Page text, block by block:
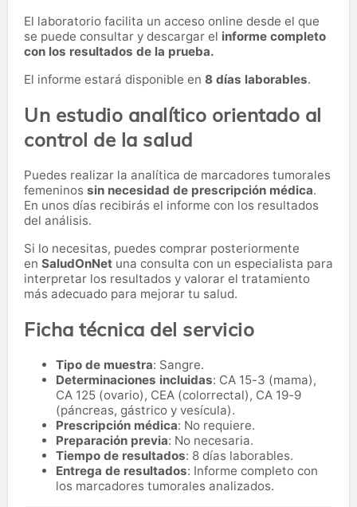
El laboratorio facilita un acceso online desde el que
se puede consultar y descargar el informe completo
con los resultados de la prueba.
El informe estará disponible en 8 días laborables.
Un estudio analítico orientado al
control de la salud
Puedes realizar la analítica de marcadores tumorales
femeninos sin necesidad de prescripción médica.
En unos días recibirás el informe con los resultados
del análisis.
Si lo necesitas, puedes comprar posteriormente
en SaludOnNet una consulta con un especialista para
interpretar los resultados y valorar el tratamiento
más adecuado para mejorar tu salud.
Ficha técnica del servicio
Tipo de muestra: Sangre.
Determinaciones incluidas: CA 15-3 (mama),
CA 125 (ovario), CEA (colorrectal), CA 19-9
(páncreas, gástrico y vesícula).
Prescripción médica: No requiere.
Preparación previa: No necesaria.
Tiempo de resultados: 8 días laborables.
Entrega de resultados: Informe completo con
los marcadores tumorales analizados.